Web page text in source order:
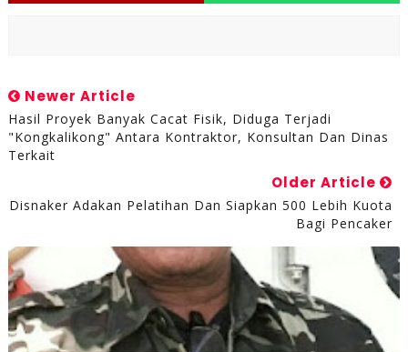
Newer Article
Hasil Proyek Banyak Cacat Fisik, Diduga Terjadi
"Kongkalikong" Antara Kontraktor, Konsultan Dan Dinas
Terkait
Older Article
Disnaker Adakan Pelatihan Dan Siapkan 500 Lebih Kuota
Bagi Pencaker